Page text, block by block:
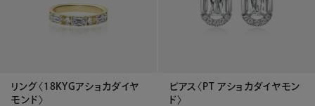
リング〈18KYGアショカダイヤ
モンド〉
ピアス〈PT アショカダイヤモン
ド〉